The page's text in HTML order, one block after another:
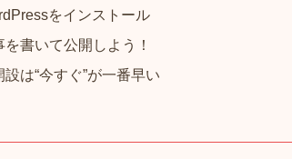
をインストール
書いて公開しよう！
は“今すぐ”が一番早い